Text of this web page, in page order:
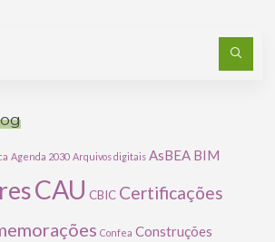
Agenda 2030 Arquivos digitais AsBEA BIM
CAU CBIC Certificações
Confea Construções